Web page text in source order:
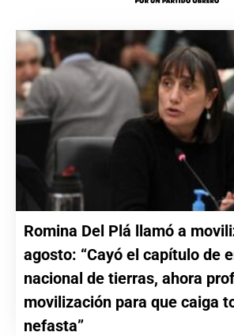
Romina Del Plá llamó a
agosto: “Cayó el capítulo de
nacional de tierras, ahora
movilización para que caiga
nefasta”